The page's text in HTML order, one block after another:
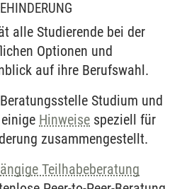
alle Studierende bei der
Optionen und
auf ihre Berufswahl.
Studium und
Hinweise speziell für
zusammengestellt.
Teilhabeberatung